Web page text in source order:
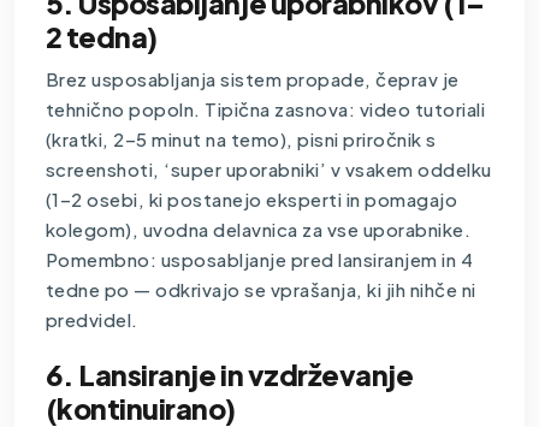
2 tedna)
Brez usposabljanja sistem propade, čeprav je
tehnično popoln. Tipična zasnova: video tutoriali
(kratki, 2–5 minut na temo), pisni priročnik s
screenshoti, ‘super uporabniki’ v vsakem oddelku
(1–2 osebi, ki postanejo eksperti in pomagajo
kolegom), uvodna delavnica za vse uporabnike.
Pomembno: usposabljanje pred lansiranjem in 4
tedne po — odkrivajo se vprašanja, ki jih nihče ni
predvidel.
6. Lansiranje in vzdrževanje
(kontinuirano)